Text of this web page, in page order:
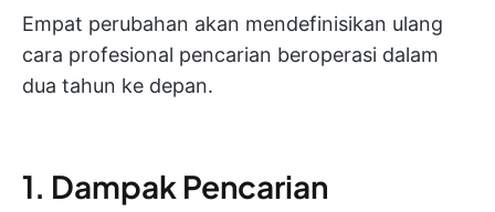
Empat perubahan akan mendefinisikan ulang
cara profesional pencarian beroperasi dalam
dua tahun ke depan.
1. Dampak Pencarian